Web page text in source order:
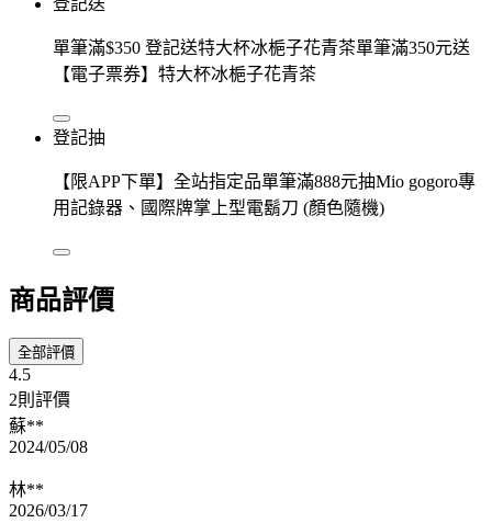
單筆滿$350 登記送特大杯冰梔子花青茶單筆滿350元送
【電子票券】特大杯冰梔子花青茶
登記抽
【限APP下單】全站指定品單筆滿888元抽Mio gogoro專
用記錄器、國際牌掌上型電鬍刀 (顏色隨機)
商品評價
全部評價
4.5
2則評價
蘇**
2024/05/08
林**
2026/03/17